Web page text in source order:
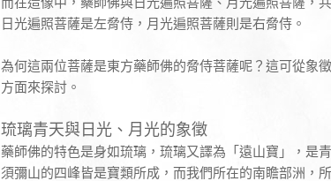
日光遍照菩薩是左脅侍，月光遍照菩薩則是右脅侍。
為何這兩位菩薩是東方藥師佛的脅侍菩薩呢？這可從象
方面來探討。
琉璃青天與日光、月光的象徵
藥師佛的特色是身如琉璃，琉璃又譯為「遠山寶」，是
須彌山的四峰皆是寶類所成，而我們所在的南瞻部洲，